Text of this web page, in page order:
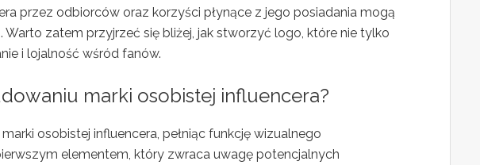
przez odbiorców oraz korzyści płynące z jego posiadania mogą
zatem przyjrzeć się bliżej, jak stworzyć logo, które nie tylko
i lojalność wśród fanów.
marki osobistej influencera?
osobistej influencera, pełniąc funkcję wizualnego
elementem, który zwraca uwagę potencjalnych